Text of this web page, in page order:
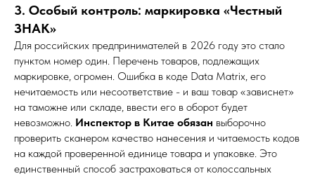
3. Особый контроль: маркировка «Честный
ЗНАК»
Для российских предпринимателей в 2026 году это стало
пунктом номер один. Перечень товаров, подлежащих
маркировке, огромен. Ошибка в коде Data Matrix, его
нечитаемость или несоответствие - и ваш товар «зависнет»
на таможне или складе, ввести его в оборот будет
невозможно. Инспектор в Китае обязан выборочно
проверить сканером качество нанесения и читаемость кодов
на каждой проверенной единице товара и упаковке. Это
единственный способ застраховаться от колоссальных